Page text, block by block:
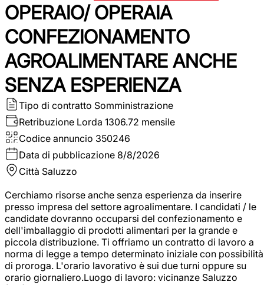
OPERAIO/ OPERAIA
CONFEZIONAMENTO
AGROALIMENTARE ANCHE
SENZA ESPERIENZA
Tipo di contratto Somministrazione
Retribuzione Lorda 1306.72 mensile
Codice annuncio 350246
Data di pubblicazione 8/8/2026
Città Saluzzo
Cerchiamo risorse anche senza esperienza da inserire
presso impresa del settore agroalimentare. I candidati / le
candidate dovranno occuparsi del confezionamento e
dell'imballaggio di prodotti alimentari per la grande e
piccola distribuzione. Ti offriamo un contratto di lavoro a
norma di legge a tempo determinato iniziale con possibilità
di proroga. L'orario lavorativo è sui due turni oppure su
orario giornaliero.Luogo di lavoro: vicinanze Saluzzo